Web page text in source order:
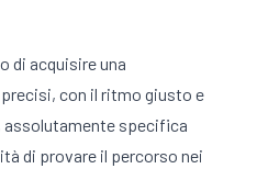
di acquisire una
con il ritmo giusto e
assolutamente specifica
di provare il percorso nei